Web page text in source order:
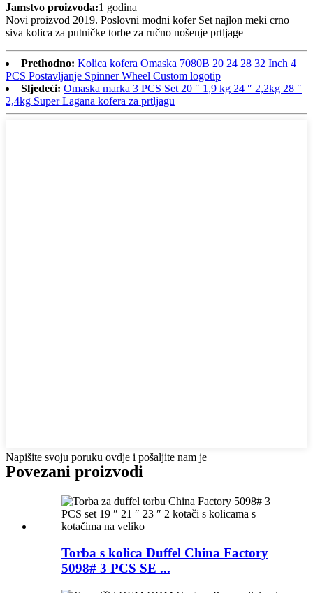
Jamstvo proizvoda:1 godina
Novi proizvod 2019. Poslovni modni kofer Set najlon meki crno
siva kolica za putničke torbe za ručno nošenje prtljage
Prethodno: Kolica kofera Omaska ​​7080B 20 24 28 32 Inch 4
PCS Postavljanje Spinner Wheel Custom logotip
Sljedeći: Omaska ​​marka 3 PCS Set 20 ″ 1,9 kg 24 ″ 2,2kg 28 ″
2,4kg Super Lagana kofera za prtljagu
Napišite svoju poruku ovdje i pošaljite nam je
Povezani proizvodi
Torba s kolica Duffel China Factory
5098# 3 PCS SE ...